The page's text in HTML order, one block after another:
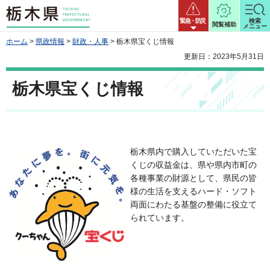
栃木県 緊急・防災
閲覧補助
検索
メニュー
ホーム > 県政情報 > 財政・人事 > 栃木県宝くじ情報
更新日：2023年5月31日
栃木県宝くじ情報
栃木県内で購入 していただいた宝
くじの収益金は、県や県内市町の
各種事業の財源として、県民の皆
様の生活を支えるハード・ソフト
両面にわたる基盤の整備に役立て
られています。